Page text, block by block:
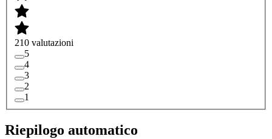
210 valutazioni
5
4
3
2
1
Riepilogo automatico